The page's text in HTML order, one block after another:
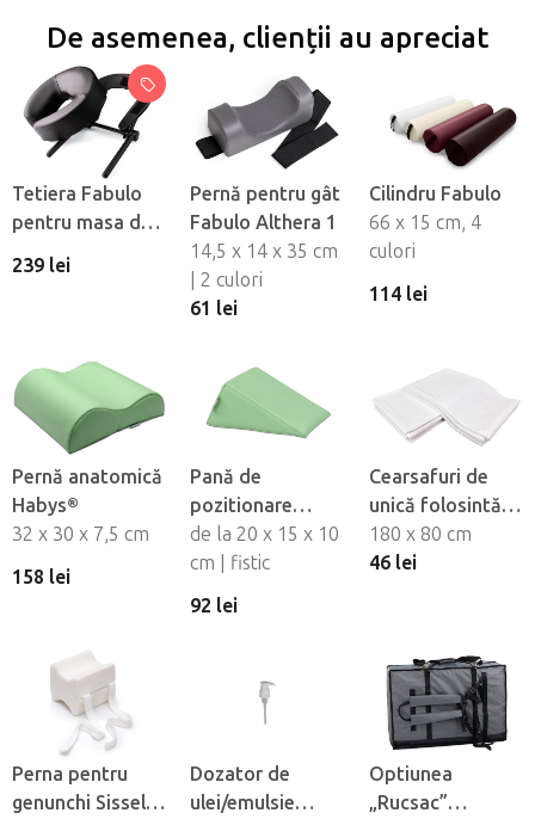
De asemenea, clienții au apreciat
Tetiera Fabulo
pentru masa de
masaj cu suport
239 lei
Pernă pentru gât
Fabulo Althera 1
14,5 x 14 x 35 cm
| 2 culori
61 lei
Cilindru Fabulo
66 x 15 cm, 4
culori
114 lei
Pernă anatomică
Habys®
32 x 30 x 7,5 cm
158 lei
Pană de
pozitionare
Habys
de la 20 x 15 x 10
cm | fistic
92 lei
Cearsafuri de
unică folosintă
impermeabile
Fabulo, 10 buc
180 x 80 cm
46 lei
Perna pentru
genunchi Sissel®
Dozator de
ulei/emulsie
Optiunea
„Rucsac”